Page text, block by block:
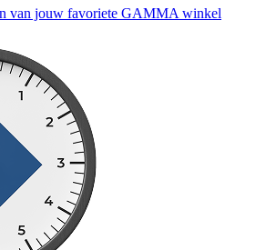
van jouw favoriete GAMMA winkel